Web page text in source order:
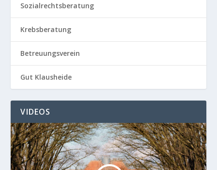
Sozialrechtsberatung
Krebsberatung
Betreuungsverein
Gut Klausheide
VIDEOS